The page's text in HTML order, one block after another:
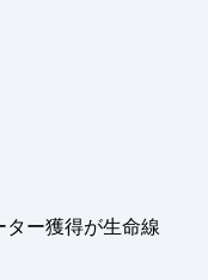
ター獲得が生命線